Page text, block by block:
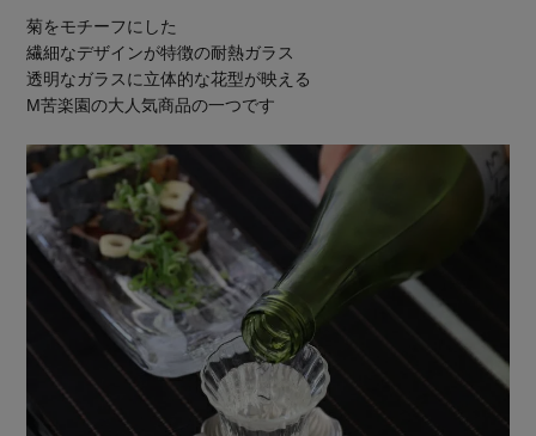
菊をモチーフにした
繊細なデザインが特徴の耐熱ガラス
透明なガラスに立体的な花型が映える
M苦楽園の大人気商品の一つです